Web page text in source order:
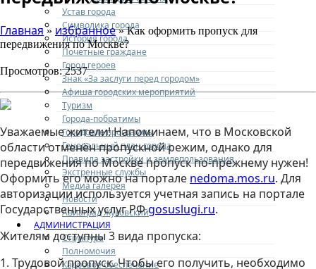
Устав города
Символика города
История города
Почетные граждане
Город героев
Знак «За заслуги перед городом»
Афиша городских мероприятий
Туризм
Города-побратимы
Городские программы
Генеральный план города
Правила застройки и землепользования
Экстренные службы
Медиа галерея
Новости
Авиаград Жуковский
АДМИНИСТРАЦИЯ
Структура
Полномочия
Кадровое обеспечение
Главная» избранное» Как оформить пропуск для
передвижения по Москве?
Просмотров: 2537
Уважаемые жители! Напоминаем, что в Московской
области отменён пропускной режим, однако для
передвижения по Москве пропуск по-прежнему нужен!
Оформить его можно на портале nedoma.mos.ru. Для
авторизации используется учетная запись на портале
Государственных услуг РФgosuslugi.ru.
Жителям доступны 3 вида пропуска:
1. Трудовой пропуск. Чтобы его получить, необходимо